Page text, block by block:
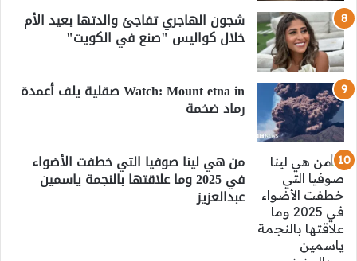
شجون الهاجري تفاجئ والدتها بعيد الأم
خلال كواليس "صنع في الكويت"
Watch: Mount etna in صقلية يلف أعمدة
رماد ضخمة
من هي لينا صوفيا التي خطفت الأضواء
في 2025 وما علاقتها بالنجمة ياسمين
عبدالعزيز